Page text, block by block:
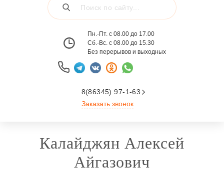
Пн.-Пт. с 08.00 до 17.00
Сб.-Вс. с 08.00 до 15.30
Без перерывов и выходных
8(86345) 97-1-63
Заказать звонок
Калайджян Алексей
Айгазович